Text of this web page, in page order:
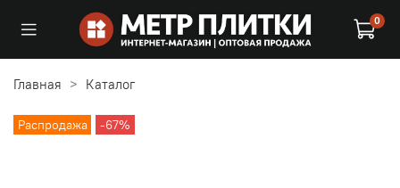
0
Главная Каталог
Распродажа -67%